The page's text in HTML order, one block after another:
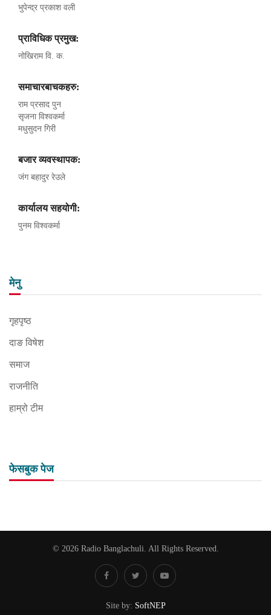
भुपेन्द्र प्रकाश वली
प्राविधिक प्रमुख:
नोखिराम वि. क.
समाचारबाचकहरु:
राम प्रसाद पुन
सृजना विश्वकर्मा
मधुसुदन गिरी
बजार व्यवस्थापक:
जंग बहादुर रेउले
कार्यालय सहयोगी:
पुनम विश्वकर्मा
मेनु
गृहपृष्ठ
दाङ विषेश
समाज
राजनीति
हाम्रो टीम
फेसबुक पेज
© 2026 Radio Banglachuli. All Rights Reserved.
Site by: SoftNEP